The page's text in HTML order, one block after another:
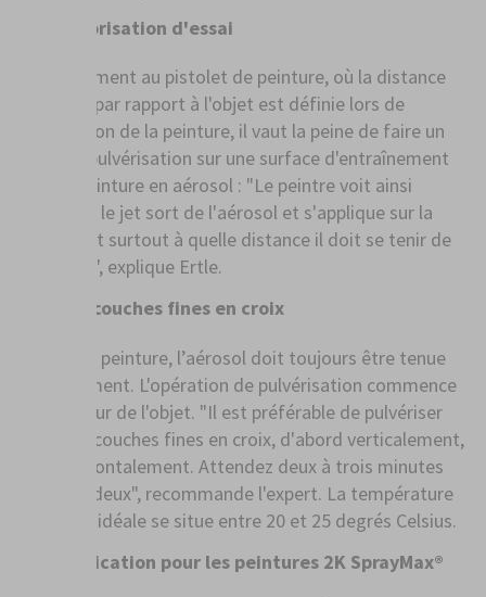
Vaporisation d'essai
Contrairement au pistolet de peinture, où la distance
optimale par rapport à l'objet est définie lors de
l'application de la peinture, il vaut la peine de faire un
essai de pulvérisation sur une surface d'entraînement
pour la peinture en aérosol : "Le peintre voit ainsi
comment le jet sort de l'aérosol et s'applique sur la
surface, et surtout à quelle distance il doit se tenir de
son objet", explique Ertle.
Des couches fines en croix
Lors de la peinture, l’aérosol doit toujours être tenue
verticalement. L'opération de pulvérisation commence
à l'extérieur de l'objet. "Il est préférable de pulvériser
plusieurs couches fines en croix, d'abord verticalement,
puis horizontalement. Attendez deux à trois minutes
entre les deux", recommande l'expert. La température
de travail idéale se situe entre 20 et 25 degrés Celsius.
Application pour les peintures 2K SprayMax®